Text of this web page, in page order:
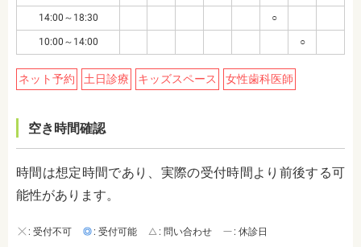
14:00～18:30 ○
10:00～14:00 ○
ネット予約 土日診療 キッズスペース 女性歯科医師
空き時間確認
時間は想定時間であり、実際の受付時間より前後する可
能性があります。
: 受付不可 : 受付可能 : 問い合わせ : 休診日